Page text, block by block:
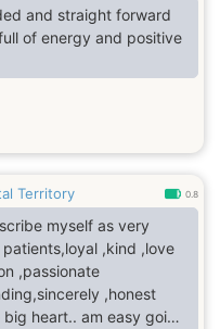
and straight forward
of energy and positive
Territory 0.8
myself as very
,kind ,love
,passionate
,honest
heart.. am easy going